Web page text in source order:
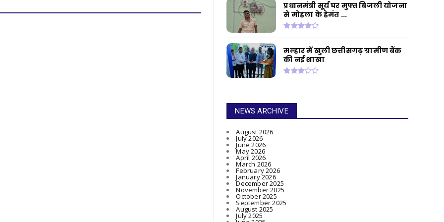
प्रधानमंत्री सूर्य घर मुफ्त बिजली योजना
से मोहला के हेमंत ...
मल्हार में खुली छत्तीसगढ़ ग्रामीण बैंक
की नई शाखा
NEWS ARCHIVE
August 2026
July 2026
June 2026
May 2026
April 2026
March 2026
February 2026
January 2026
December 2025
November 2025
October 2025
September 2025
August 2025
July 2025